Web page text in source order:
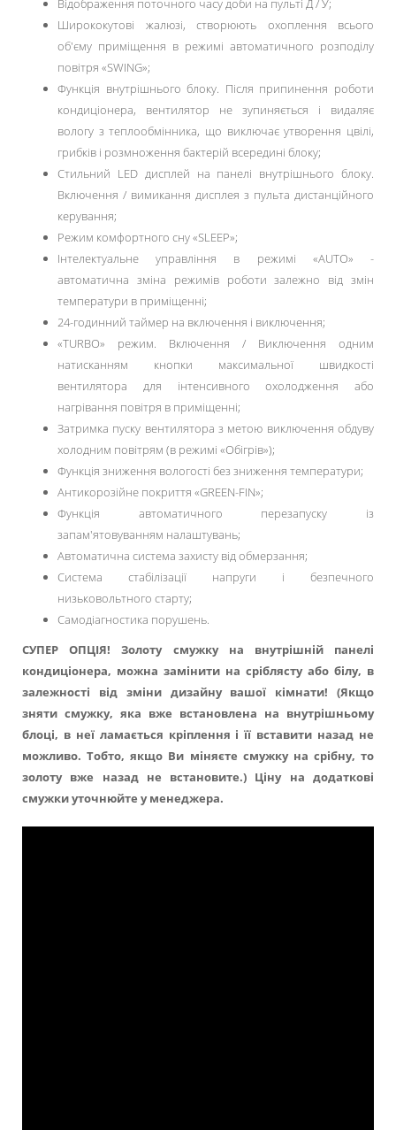
Відображення поточного часу доби на пульті Д / У;
Ширококутові жалюзі, створюють охоплення всього
об'єму приміщення в режимі автоматичного розподілу
повітря «SWING»;
Функція внутрішнього блоку. Після припинення роботи
кондиціонера, вентилятор не зупиняється і видаляє
вологу з теплообмінника, що виключає утворення цвілі,
грибків і розмноження бактерій всередині блоку;
Стильний LED дисплей на панелі внутрішнього блоку.
Включення / вимикання дисплея з пульта дистанційного
керування;
Режим комфортного сну «SLЕЕР»;
Інтелектуальне управління в режимі «AUTO» -
автоматична зміна режимів роботи залежно від змін
температури в приміщенні;
24-годинний таймер на включення і виключення;
«TURBO» режим. Включення / Виключення одним
натисканням кнопки максимальної швидкості
вентилятора для інтенсивного охолодження або
нагрівання повітря в приміщенні;
Затримка пуску вентилятора з метою виключення обдуву
холодним повітрям (в режимі «Обігрів»);
Функція зниження вологості без зниження температури;
Антикорозійне покриття «GREEN-FIN»;
Функція автоматичного перезапуску із
запам'ятовуванням налаштувань;
Автоматична система захисту від обмерзання;
Система стабілізації напруги і безпечного
низьковольтного старту;
Самодіагностика порушень.
СУПЕР ОПЦІЯ! Золоту смужку на внутрішній панелі
кондиціонера, можна замінити на сріблясту або білу, в
залежності від зміни дизайну вашої кімнати! (Якщо
зняти смужку, яка вже встановлена на внутрішньому
блоці, в неї ламається кріплення і її вставити назад не
можливо. Тобто, якщо Ви міняєте смужку на срібну, то
золоту вже назад не встановите.) Ціну на додаткові
смужки уточнюйте у менеджера.